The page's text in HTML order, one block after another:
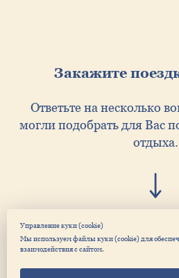
Закажите
Ответьте на несколько
могли подобрать для Вас
отдыха.
Давайте
Управление куки (cookie)
Мы используем файлы куки (cookie) для
взаимодействия с сайтом.